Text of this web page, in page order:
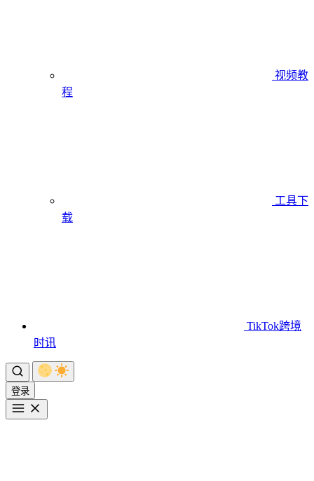
视频教
程
工具下
载
TikTok跨境
时讯
登录